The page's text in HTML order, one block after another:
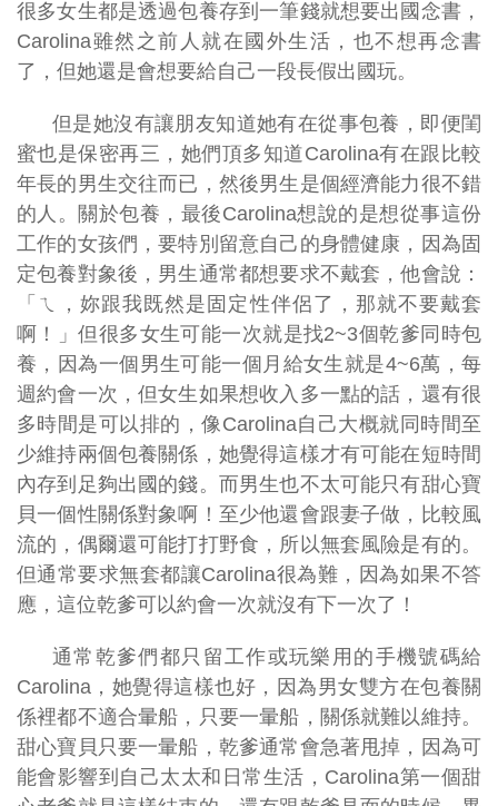
很多女生都是透過包養存到一筆錢就想要出國念書，
Carolina雖然之前人就在國外生活，也不想再念書
了，但她還是會想要給自己一段長假出國玩。
但是她沒有讓朋友知道她有在從事包養，即便閨
蜜也是保密再三，她們頂多知道Carolina有在跟比較
年長的男生交往而已，然後男生是個經濟能力很不錯
的人。關於包養，最後Carolina想說的是想從事這份
工作的女孩們，要特別留意自己的身體健康，因為固
定包養對象後，男生通常都想要求不戴套，他會說：
「ㄟ，妳跟我既然是固定性伴侶了，那就不要戴套
啊！」但很多女生可能一次就是找2~3個乾爹同時包
養，因為一個男生可能一個月給女生就是4~6萬，每
週約會一次，但女生如果想收入多一點的話，還有很
多時間是可以排的，像Carolina自己大概就同時間至
少維持兩個包養關係，她覺得這樣才有可能在短時間
內存到足夠出國的錢。而男生也不太可能只有甜心寶
貝一個性關係對象啊！至少他還會跟妻子做，比較風
流的，偶爾還可能打打野食，所以無套風險是有的。
但通常要求無套都讓Carolina很為難，因為如果不答
應，這位乾爹可以約會一次就沒有下一次了！
通常乾爹們都只留工作或玩樂用的手機號碼給
Carolina，她覺得這樣也好，因為男女雙方在包養關
係裡都不適合暈船，只要一暈船，關係就難以維持。
甜心寶貝只要一暈船，乾爹通常會急著甩掉，因為可
能會影響到自己太太和日常生活，Carolina第一個甜